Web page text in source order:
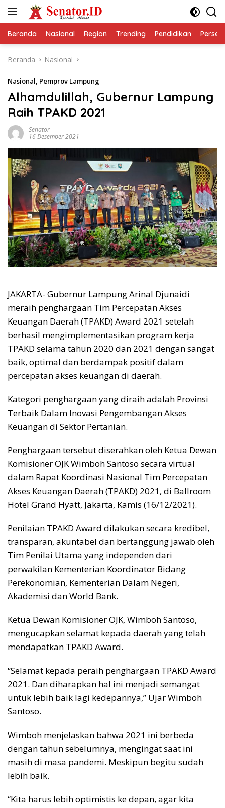
Beranda Nasional Region Trending Pendidikan
Beranda Nasional
Nasional, Pemprov Lampung
Alhamdulillah, Gubernur Lampung
Raih TPAKD 2021
Senator
16 Desember 2021
JAKARTA- Gubernur Lampung Arinal Djunaidi
meraih penghargaan Tim Percepatan Akses
Keuangan Daerah (TPAKD) Award 2021 setelah
berhasil mengimplementasikan program kerja
TPAKD selama tahun 2020 dan 2021 dengan sangat
baik, optimal dan berdampak positif dalam
percepatan akses keuangan di daerah.
Kategori penghargaan yang diraih adalah Provinsi
Terbaik Dalam Inovasi Pengembangan Akses
Keuangan di Sektor Pertanian.
Penghargaan tersebut diserahkan oleh Ketua Dewan
Komisioner OJK Wimboh Santoso secara virtual
dalam Rapat Koordinasi Nasional Tim Percepatan
Akses Keuangan Daerah (TPAKD) 2021, di Ballroom
Hotel Grand Hyatt, Jakarta, Kamis (16/12/2021).
Penilaian TPAKD Award dilakukan secara kredibel,
transparan, akuntabel dan bertanggung jawab oleh
Tim Penilai Utama yang independen dari
perwakilan Kementerian Koordinator Bidang
Perekonomian, Kementerian Dalam Negeri,
Akademisi dan World Bank.
Ketua Dewan Komisioner OJK, Wimboh Santoso,
mengucapkan selamat kepada daerah yang telah
mendapatkan TPAKD Award.
“Selamat kepada peraih penghargaan TPAKD Award
2021. Dan diharapkan hal ini menjadi semangat
untuk lebih baik lagi kedepannya,” Ujar Wimboh
Santoso.
Wimboh menjelaskan bahwa 2021 ini berbeda
dengan tahun sebelumnya, mengingat saat ini
masih di masa pandemi. Meskipun begitu sudah
lebih baik.
“Kita harus lebih optimistis ke depan, agar kita